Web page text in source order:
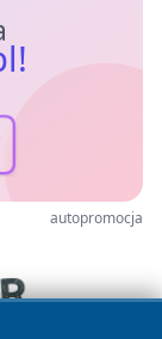
autopromocja